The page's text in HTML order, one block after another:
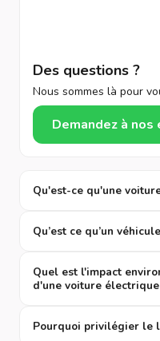
Des questions ?
Nous sommes là pour
Demandez à
Qu'est-ce qu'une
Qu’est ce qu’un
Quel est l'impact
d'une voiture électrique
Pourquoi privilégier le